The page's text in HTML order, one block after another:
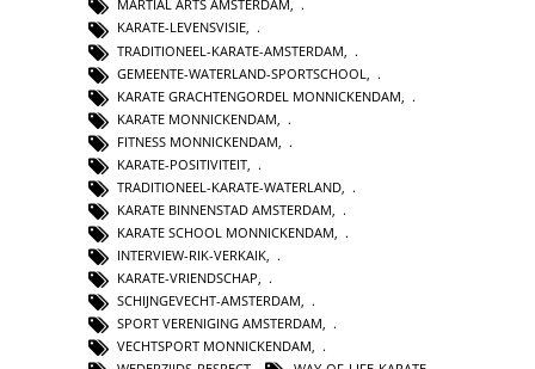
MARTIAL ARTS AMSTERDAM,
KARATE-LEVENSVISIE,
TRADITIONEEL-KARATE-AMSTERDAM
GEMEENTE-WATERLAND-SPORTSCHOOL
KARATE GRACHTENGORDEL MONNICKENDAM
KARATE MONNICKENDAM
FITNESS MONNICKENDAM
KARATE-POSITIVITEIT
TRADITIONEEL-KARATE-WATERLAND
KARATE BINNENSTAD AMSTERDAM
KARATE SCHOOL MONNICKENDAM,
INTERVIEW-RIK-VERKAIK,
KARATE-VRIENDSCHAP,
SCHIJNGEVECHT-AMSTERDAM,
SPORT VERENIGING AMSTERDAM,
VECHTSPORT MONNICKENDAM,